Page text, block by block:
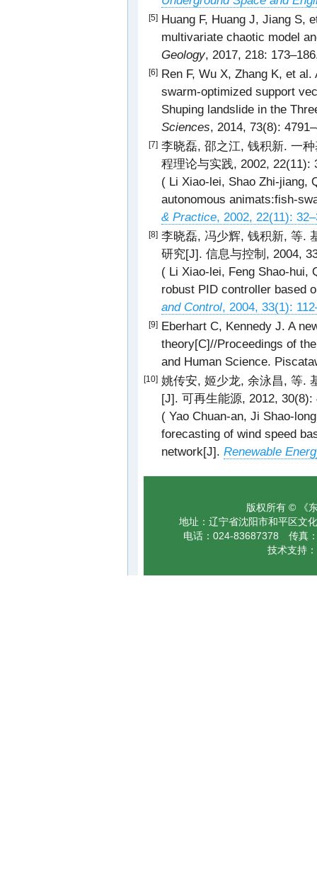
[5] Huang F, Huang J, Jiang S,
multivariate chaotic model
Geology, 2017, 218:
[6] Ren F, Wu X, Zhang K, et
swarm-optimized support
Shuping landslide in the
Sciences, 2014, 73(8):
[7] 李晓磊, 邵之江, 钱积新. 一
程理论与实践, 2002, 22(11):
( Li Xiao-lei, Shao Zhi-jiang,
autonomous animats:fish-
& Practice, 2002, 22(11):
[8] 李晓磊, 冯少辉, 钱积新, 等.
研究[J]. 信息与控制, 2004,
( Li Xiao-lei, Feng Shao-hui,
robust PID controller based
and Control, 2004, 33(1):
[9] Eberhart C, Kennedy J. A
theory[C]//Proceedings of
and Human Science.
[10] 姚传安, 姬少龙, 余泳昌, 等.
[J]. 可再生能源, 2012, 30(8):
( Yao Chuan-an, Ji Shao-
forecasting of wind speed
network[J]. Renewable